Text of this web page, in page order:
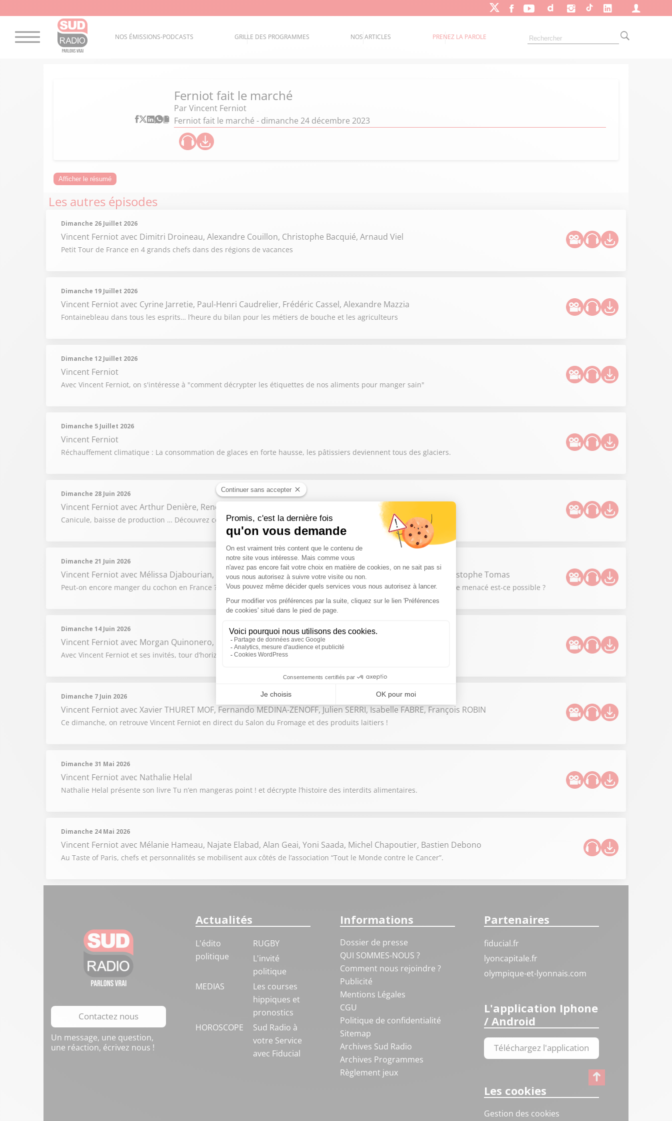
NOS ÉMISSIONS-PODCASTS GRILLE DES PROGRAMMES NOS ARTICLES PRENEZ LA PAROLE
Ferniot fait le marché
Par Vincent Ferniot
Ferniot fait le marché - dimanche 24 décembre 2023
Afficher le résumé
Les autres épisodes
Dimanche 26 Juillet 2026
Vincent Ferniotavec Dimitri Droineau, Alexandre Couillon, Christophe Bacquié, Arnaud Viel
Petit Tour de France en 4 grands chefs dans des régions de vacances
Dimanche 19 Juillet 2026
Vincent Ferniotavec Cyrine Jarretie, Paul-Henri Caudrelier, Frédéric Cassel, Alexandre Mazzia
Fontainebleau dans tous les esprits… l’heure du bilan pour les métiers de bouche et les agriculteurs
Dimanche 12 Juillet 2026
Vincent Ferniot
Avec Vincent Ferniot, on s'intéresse à "comment décrypter les étiquettes de nos aliments pour manger sain"
Dimanche 5 Juillet 2026
Vincent Ferniot
Réchauffement climatique : La consommation de glaces en forte hausse, les pâtissiers deviennent tous des glaciers.
Dimanche 28 Juin 2026
Vincent Ferniotavec Arthur Denière, René Fournier, Alexandre Fonseca, Julien Job
Canicule, baisse de production … Découvrez comment les fortes chaleurs impactent les vaches et l'élevage en France.
Dimanche 21 Juin 2026
Vincent Ferniotavec Mélissa Djabourian, David Baroche, Raphaël Haumont, François, Adrien Brunet, Christophe Tomas
Peut-on encore manger du cochon en France ? Le jambon de Paris est-ce un poison violent ? Élever des porcs sans être menacé est-ce possible ?
Dimanche 14 Juin 2026
Vincent Ferniotavec Morgan Quinonero, Olivier Orset, Stéphanie Corsiglia
Avec Vincent Ferniot et ses invités, tour d’horizon des meilleurs produits repérés au salon Gourmet Selection.
Dimanche 7 Juin 2026
Vincent Ferniotavec Xavier THURET MOF, Fernando MEDINA-ZENOFF, Julien SERRI, Isabelle FABRE, François ROBIN
Ce dimanche, on retrouve Vincent Ferniot en direct du Salon du Fromage et des produits laitiers !
Dimanche 31 Mai 2026
Vincent Ferniotavec Nathalie Helal
Nathalie Helal présente son livre Tu n’en mangeras point ! et décrypte l’histoire des interdits alimentaires.
Dimanche 24 Mai 2026
Vincent Ferniotavec Mélanie Hameau, Najate Elabad, Alan Geai, Yoni Saada, Michel Chapoutier, Bastien Debono
Au Taste of Paris, chefs et personnalités se mobilisent aux côtés de l’association “Tout le Monde contre le Cancer”.
Contactez nous
Un message, une question,
une réaction, écrivez nous !
Actualités
L'édito
politique
RUGBY
L'invité
politique
MEDIAS
Les courses
hippiques et
pronostics
HOROSCOPE
Sud Radio à
votre Service
avec Fiducial
Informations
Dossier de presse
QUI SOMMES-NOUS ?
Comment nous rejoindre ?
Publicité
Mentions Légales
CGU
Politique de confidentialité
Sitemap
Archives Sud Radio
Archives Programmes
Règlement jeux
Partenaires
fiducial.fr
lyoncapitale.fr
olympique-et-lyonnais.com
L'application Iphone
/ Android
Téléchargez l'application
Les cookies
Gestion des cookies